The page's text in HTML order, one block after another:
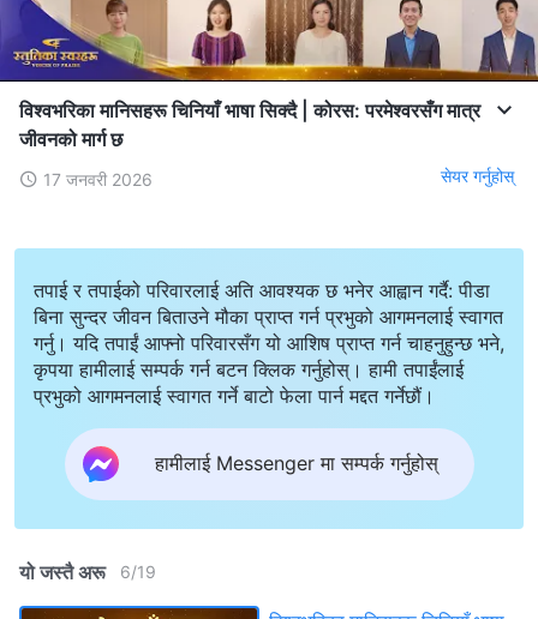
विश्वभरिका मानिसहरू चिनियाँ भाषा सिक्दै | कोरस: परमेश्‍वरसँग मात्र
जीवनको मार्ग छ
17 जनवरी 2026 सेयर गर्नुहोस्
तपाई र तपाईको परिवारलाई अति आवश्यक छ भनेर आह्वान गर्दै: पीडा
बिना सुन्दर जीवन बिताउने मौका प्राप्त गर्न प्रभुको आगमनलाई स्वागत
गर्नु। यदि तपाईं आफ्नो परिवारसँग यो आशिष प्राप्त गर्न चाहनुहुन्छ भने,
कृपया हामीलाई सम्पर्क गर्न बटन क्लिक गर्नुहोस्। हामी तपाईंलाई
प्रभुको आगमनलाई स्वागत गर्ने बाटो फेला पार्न मद्दत गर्नेछौं।
हामीलाई Messenger मा सम्पर्क गर्नुहोस्
यो जस्तै अरू 6/19